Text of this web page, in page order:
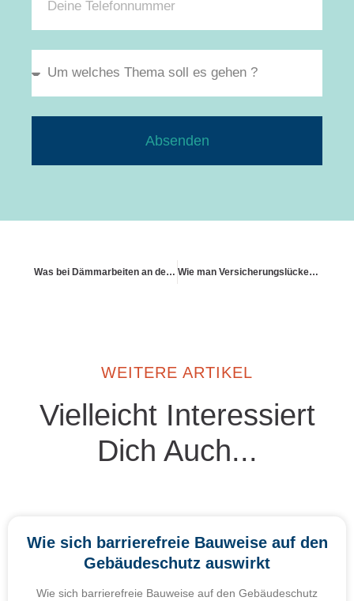
Absenden
Was bei Dämmarbeiten an der Außenfassade zu beachten ist Wie man Versicherungslücken beim Eigentümerwechsel vermeidet
WEITERE ARTIKEL
Vielleicht Interessiert
Dich Auch...
Wie sich barrierefreie Bauweise auf den
Gebäudeschutz auswirkt
Wie sich barrierefreie Bauweise auf den Gebäudeschutz